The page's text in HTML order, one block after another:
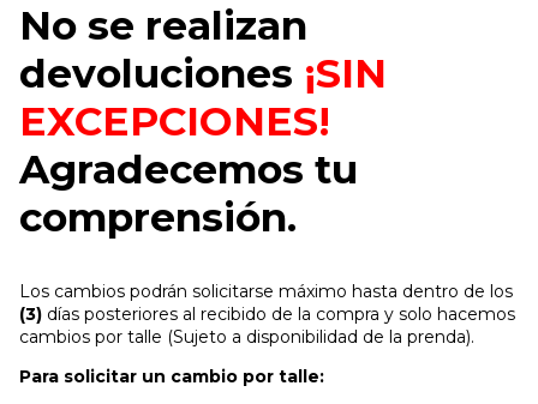
No se realizan
devoluciones ¡SIN
EXCEPCIONES!
Agradecemos tu
comprensión.
Los cambios podrán solicitarse máximo hasta dentro de los
(3) días posteriores al recibido de la compra y solo hacemos
cambios por talle (Sujeto a disponibilidad de la prenda).
Para solicitar un cambio por talle: